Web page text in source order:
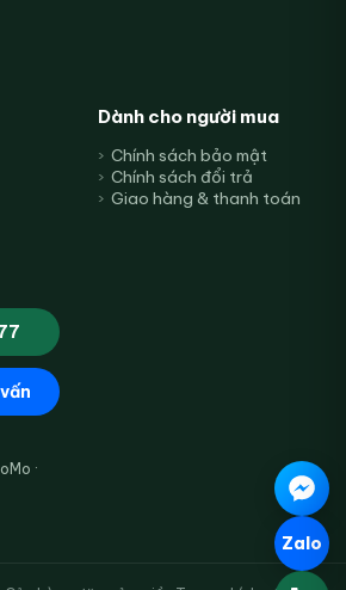
Dành cho người mua
Chính sách bảo mật
Chính sách đổi trả
Giao hàng & thanh toán
·
Zalo